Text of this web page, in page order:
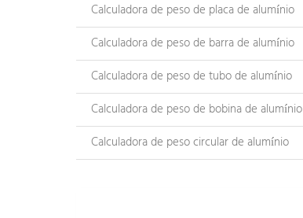
Calculadora de peso de placa de alumínio
Calculadora de peso de barra de alumínio
Calculadora de peso de tubo de alumínio
Calculadora de peso de bobina de alumínio
Calculadora de peso circular de alumínio